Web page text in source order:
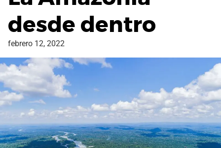
desde dentro
febrero 12, 2022